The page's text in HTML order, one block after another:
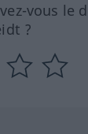
vous le
?